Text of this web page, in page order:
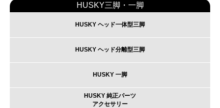
HUSKY三脚・一脚
HUSKY ヘッド一体型三脚
HUSKY ヘッド分離型三脚
HUSKY 一脚
HUSKY 純正パーツ
アクセサリー